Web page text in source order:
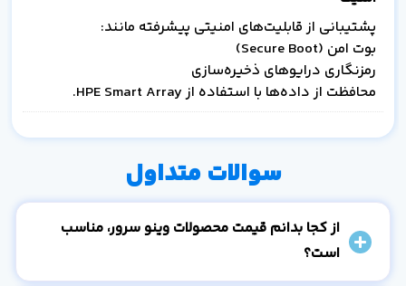
پشتیبانی از قابلیت‌های امنیتی پیشرفته مانند:
بوت امن (Secure Boot)
رمزنگاری درایوهای ذخیره‌سازی
محافظت از داده‌ها با استفاده از HPE Smart Array.
سوالات متداول
از کجا بدانم قیمت محصولات وینو سرور، مناسب
است؟